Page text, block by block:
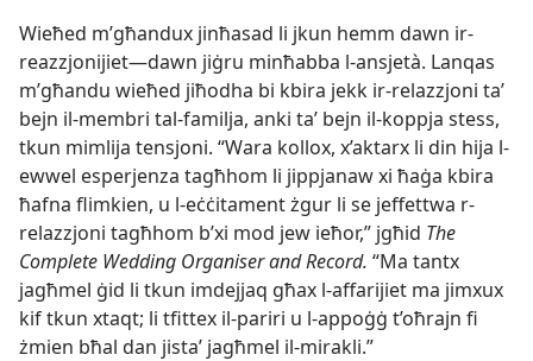
Wieħed m’għandux jinħasad li jkun hemm dawn ir-​
reazzjonijiet—dawn jiġru minħabba l-​ansjetà. Lanqas
m’għandu wieħed jiħodha bi kbira jekk ir-​relazzjoni taʼ
bejn il-​membri tal-​familja, anki taʼ bejn il-​koppja stess,
tkun mimlija tensjoni. “Wara kollox, x’aktarx li din hija l-​
ewwel esperjenza tagħhom li jippjanaw xi ħaġa kbira
ħafna flimkien, u l-​eċċitament żgur li se jeffettwa r-​
relazzjoni tagħhom b’xi mod jew ieħor,” jgħid The
Complete Wedding Organiser and Record. “Ma tantx
jagħmel ġid li tkun imdejjaq għax l-​affarijiet ma jimxux
kif tkun xtaqt; li tfittex il-​pariri u l-​appoġġ t’oħrajn fi
żmien bħal dan jistaʼ jagħmel il-​mirakli.”